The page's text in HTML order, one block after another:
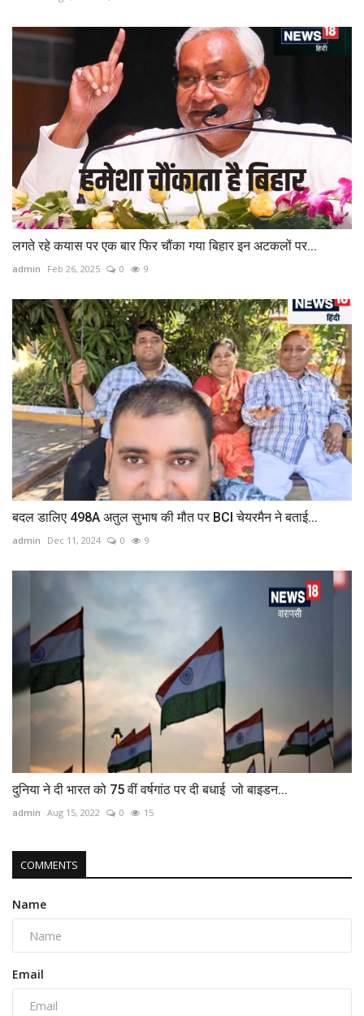
लगते रहे कयास पर एक बार फिर चौंका गया बिहार इन अटकलों पर...
admin Feb 26, 2025 0 9
बदल डाल‍िए 498A अतुल सुभाष की मौत पर BCI चेयरमैन ने बताई...
admin Dec 11, 2024 0 9
दुनिया ने दी भारत को 75 वीं वर्षगांठ पर दी बधाई जो बाइडन...
admin Aug 15, 2022 0 15
COMMENTS
Name
Email